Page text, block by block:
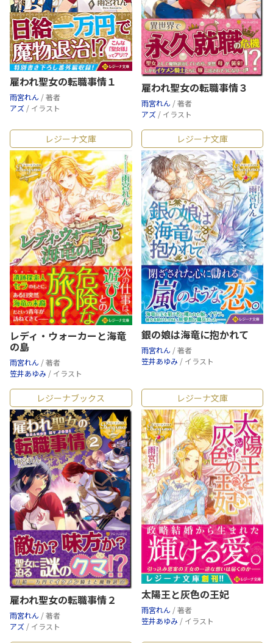
雇われ聖女の転職事情１
雨宮れん / 著者
アズ / イラスト
雇われ聖女の転職事情３
雨宮れん / 著者
アズ / イラスト
レジーナ文庫
レディ・ウォーカーと海竜
の島
雨宮れん / 著者
笠井あゆみ / イラスト
レジーナ文庫
銀の娘は海竜に抱かれて
雨宮れん / 著者
笠井あゆみ / イラスト
レジーナブックス
雇われ聖女の転職事情２
雨宮れん / 著者
アズ / イラスト
レジーナ文庫
太陽王と灰色の王妃
雨宮れん / 著者
笠井あゆみ / イラスト